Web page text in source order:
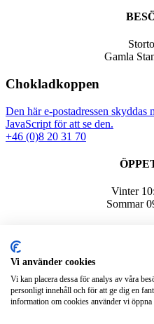
Gamla
Chokladkoppen
Den här e-postadressen skyddas
JavaScript för att se den.
+46 (0)8 20 31 70
Vinter
Sommar
Cookiepolicy
Integritetspolicy
Vi använder cookies
Vi kan placera dessa för analys av våra
personligt innehåll och för att ge dig en
information om cookies använder vi öppna